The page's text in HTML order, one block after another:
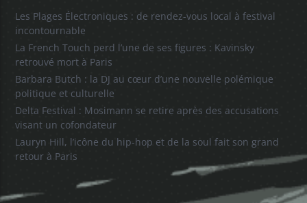
Les Plages Électroniques : de rendez-vous local à festival
incontournable
La French Touch perd l’une de ses figures : Kavinsky
retrouvé mort à Paris
Barbara Butch : la DJ au cœur d’une nouvelle polémique
politique et culturelle
Delta Festival : Mosimann se retire après des accusations
visant un cofondateur
Lauryn Hill, l’icône du hip-hop et de la soul fait son grand
retour à Paris